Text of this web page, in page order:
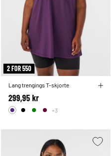
2 FOR 550
Lang trengings T-skjorte
299,95 kr
+3